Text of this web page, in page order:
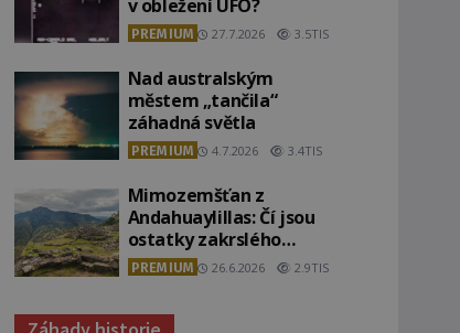
v obležení UFO?
PREMIUM 27.7.2026 3.5TIS
Nad australským
městem „tančila“
záhadná světla
PREMIUM 4.7.2026 3.4TIS
Mimozemšťan z
Andahuaylillas: Čí jsou
ostatky zakrslého
stvoření s ohromnou
lebkou?
PREMIUM 26.6.2026 2.9TIS